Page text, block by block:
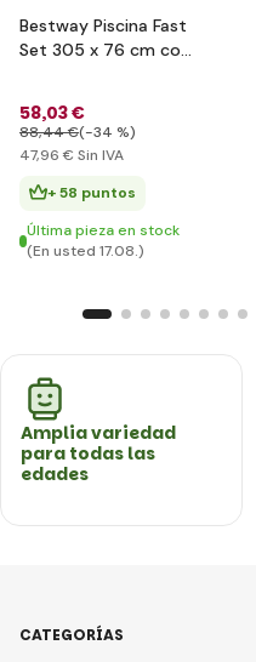
Bestway Piscina Fast
Set 305 x 76 cm con
58,03 €
88,44 €(-34 %)
47,96 € Sin IVA
+ 58 puntos
Última pieza en stock
(En usted 17.08.)
Amplia variedad
para todas las
edades
CATEGORÍAS